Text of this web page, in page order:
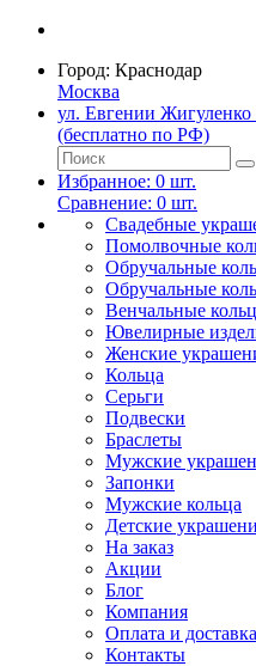
Город: Краснодар
Москва
ул. Евгении Жигуленко
(бесплатно по РФ)
Избранное: 0 шт.
Сравнение: 0 шт.
Свадебные
Помолвочные
Обручальные
Обручальные
Венчальные
Ювелирные
Женские
Кольца
Серьги
Подвески
Браслеты
Мужские
Запонки
Мужские кольца
Детские
На заказ
Акции
Блог
Компания
Оплата и доставка
Контакты